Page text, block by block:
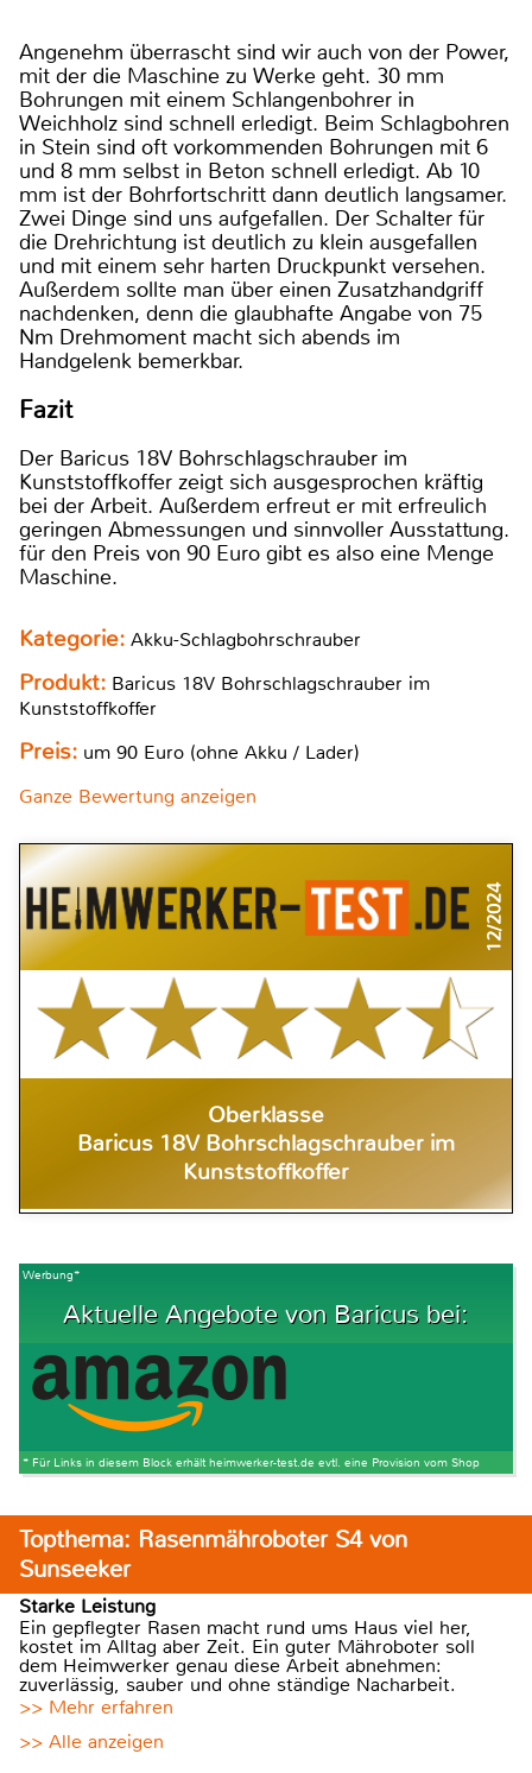
Angenehm überrascht sind wir auch von der Power,
mit der die Maschine zu Werke geht. 30 mm
Bohrungen mit einem Schlangenbohrer in
Weichholz sind schnell erledigt. Beim Schlagbohren
in Stein sind oft vorkommenden Bohrungen mit 6
und 8 mm selbst in Beton schnell erledigt. Ab 10
mm ist der Bohrfortschritt dann deutlich langsamer.
Zwei Dinge sind uns aufgefallen. Der Schalter für
die Drehrichtung ist deutlich zu klein ausgefallen
und mit einem sehr harten Druckpunkt versehen.
Außerdem sollte man über einen Zusatzhandgriff
nachdenken, denn die glaubhafte Angabe von 75
Nm Drehmoment macht sich abends im
Handgelenk bemerkbar.
Fazit
Der Baricus 18V Bohrschlagschrauber im
Kunststoffkoffer zeigt sich ausgesprochen kräftig
bei der Arbeit. Außerdem erfreut er mit erfreulich
geringen Abmessungen und sinnvoller Ausstattung.
für den Preis von 90 Euro gibt es also eine Menge
Maschine.
Kategorie: Akku-Schlagbohrschrauber
Produkt: Baricus 18V Bohrschlagschrauber im
Kunststoffkoffer
Preis: um 90 Euro (ohne Akku / Lader)
Ganze Bewertung anzeigen
12/2024
Oberklasse
Baricus 18V Bohrschlagschrauber im
Kunststoffkoffer
Werbung*
Aktuelle Angebote von Baricus bei:
* Für Links in diesem Block erhält heimwerker-test.de evtl. eine Provision vom Shop
Topthema: Rasenmähroboter S4 von
Sunseeker
Starke Leistung
Ein gepflegter Rasen macht rund ums Haus viel her,
kostet im Alltag aber Zeit. Ein guter Mähroboter soll
dem Heimwerker genau diese Arbeit abnehmen:
zuverlässig, sauber und ohne ständige Nacharbeit.
>> Mehr erfahren
>> Alle anzeigen